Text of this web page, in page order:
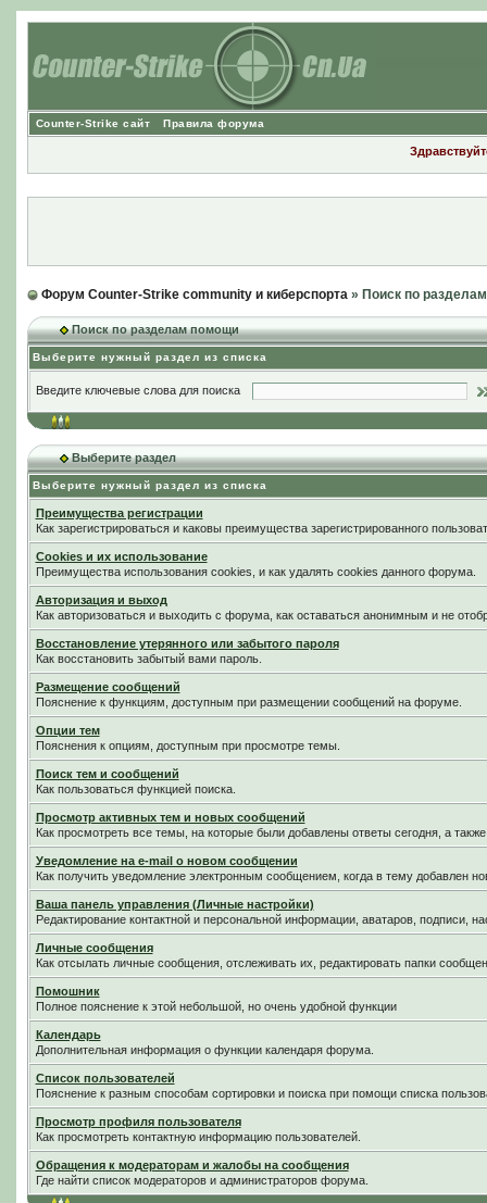
Counter-Strike сайт Правила форума
Форум Counter-Strike community и киберспорта» Поиск по
Поиск по разделам помощи
Выберите нужный раздел из списка
Введите ключевые слова для поиска
Выберите раздел
Выберите нужный раздел из списка
Преимущества регистрации
Как зарегистрироваться и каковы преимущества зарегистрированного
Cookies и их использование
Преимущества использования cookies, и как удалять cookies данного форума.
Авторизация и выход
Как авторизоваться и выходить с форума, как оставаться анонимным и не
Восстановление утерянного или забытого пароля
Как восстановить забытый вами пароль.
Размещение сообщений
Пояснение к функциям, доступным при размещении сообщений на форуме.
Опции тем
Пояснения к опциям, доступным при просмотре темы.
Поиск тем и сообщений
Как пользоваться функцией поиска.
Просмотр активных тем и новых сообщений
Как просмотреть все темы, на которые были добавлены ответы сегодня, а
Уведомление на е-mail о новом сообщении
Как получить уведомление электронным сообщением, когда в тему добавлен
Ваша панель управления (Личные настройки)
Редактирование контактной и персональной информации, аватаров, подписи,
Личные сообщения
Как отсылать личные сообщения, отслеживать их, редактировать папки
Помошник
Полное пояснение к этой небольшой, но очень удобной функции
Календарь
Дополнительная информация о функции календаря форума.
Список пользователей
Пояснение к разным способам сортировки и поиска при помощи списка
Просмотр профиля пользователя
Как просмотреть контактную информацию пользователей.
Обращения к модераторам и жалобы на сообщения
Где найти список модераторов и администраторов форума.